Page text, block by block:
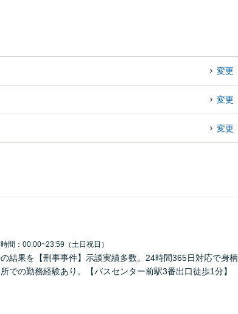
変更
変更
変更
間：00:00~23:59（土日祝日）
結果を【刑事事件】示談実績多数。24時間365日対応で身柄
の勤務経験あり。【バスセンター前駅3番出口徒歩1分】